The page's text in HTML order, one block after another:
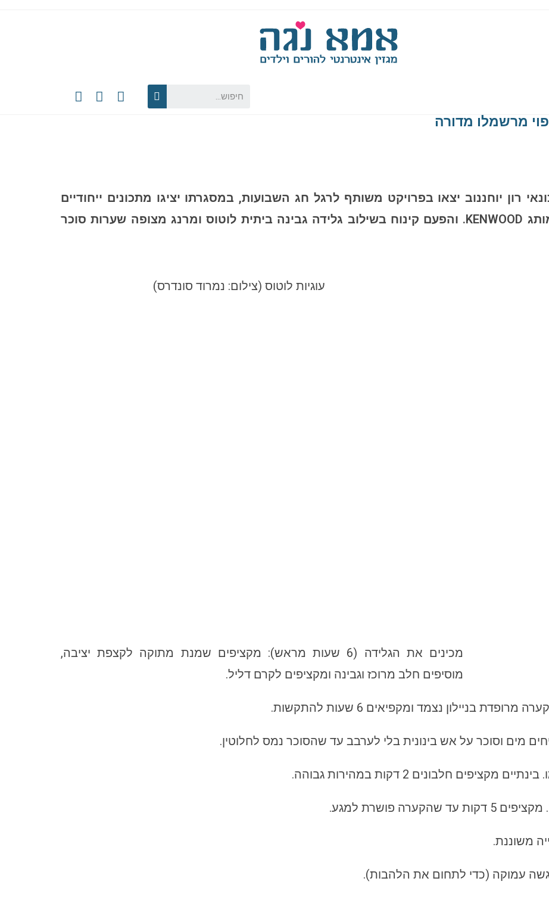
מרשמלו מדורה
רון יוחננוב יצאו בפרויקט משותף לרגל חג השבועות, במסגרתו יציגו מתכונים ייחודיים
ומפתיעים לחג השבועות, בחסות המותג KENWOOD. והפעם קינוח בשילוב גלידה גבינה ביתית לוטוס ומרנג מצופה שערות סוכר
עוגיות לוטוס (צילום: נמרוד סונדרס)
מכינים את הגלידה (6 שעות מראש): מקציפים שמנת מתוקה לקצפת יציבה,
מוסיפים חלב מרוכז וגבינה ומקציפים לקרם דליל.
בניילון נצמד ומקפיאים 6 שעות להתקשות.
מים וסוכר על אש בינונית בלי לערבב עד שהסוכר נמס לחלוטין.
חלבונים 2 דקות במהירות גבוהה.
פושרת למגע.
משוננת.
עמוקה (כדי לתחום את הלהבות).